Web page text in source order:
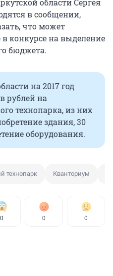
области Сергея
в сообщении,
что может
в конкурсе на выделение
бюджета.
на 2017 год
рублей на
технопарка, из них
здания, 30
оборудования.
технопарк Кванториум
0 0 0